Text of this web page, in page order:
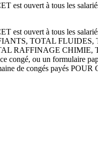
ouvert à tous les
ouvert à tous les
TOTAL
RAFFINAGE CHIMIE,
ou un formulaire
de congés payés